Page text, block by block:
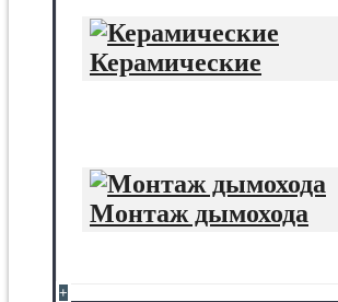
Керамические
Монтаж дымохода
+